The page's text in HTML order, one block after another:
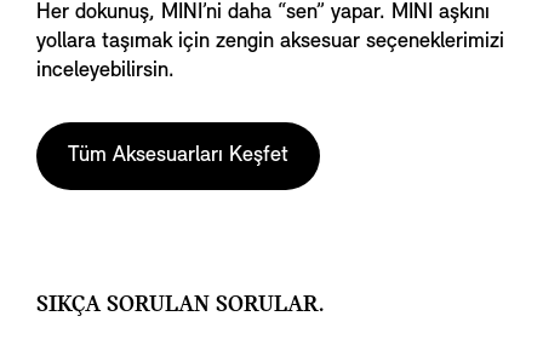
Her dokunuş, MINI’ni daha “sen” yapar. MINI aşkını
yollara taşımak için zengin aksesuar seçeneklerimizi
inceleyebilirsin.
Tüm Aksesuarları Keşfet
SIKÇA SORULAN SORULAR.